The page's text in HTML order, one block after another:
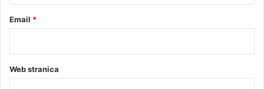
Email *
Web stranica